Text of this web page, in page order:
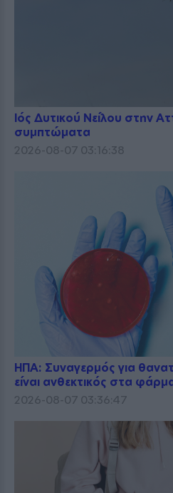
Ιός Δυτικού Νείλου στην
συμπτώματα
2026-08-07 03:16:38
ΗΠΑ: Συναγερμός για
είναι ανθεκτικός στα
2026-08-07 03:36:47